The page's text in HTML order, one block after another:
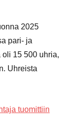
2025
pari- ja
15 500 uhria,
Uhreista
tuomittiin